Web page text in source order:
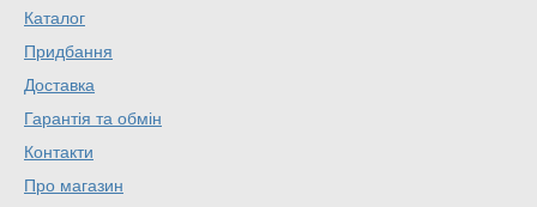
Каталог
Придбання
Доставка
Гарантія та обмін
Контакти
Про магазин